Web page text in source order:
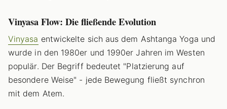
Vinyasa Flow: Die fließende Evolution
Vinyasa entwickelte sich aus dem Ashtanga Yoga und
wurde in den 1980er und 1990er Jahren im Westen
populär. Der Begriff bedeutet "Platzierung auf
besondere Weise" - jede Bewegung fließt synchron
mit dem Atem.